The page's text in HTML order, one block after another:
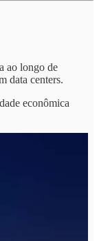
ao longo de
data centers.
econômica